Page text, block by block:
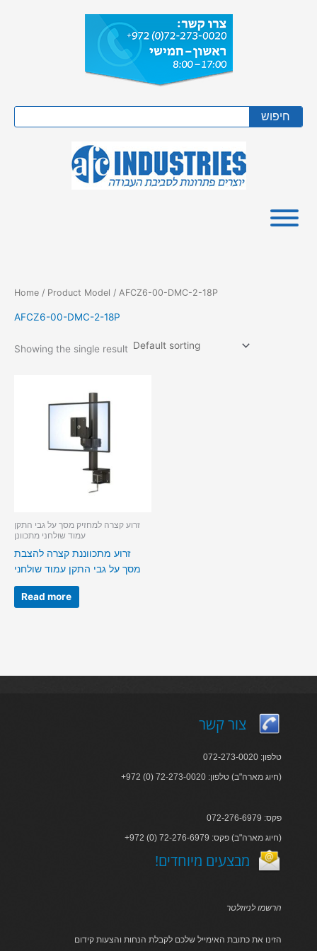
חיפוש
Home / Product Model / AFCZ6-00-DMC-2-18P
AFCZ6-00-DMC-2-18P
Showing the single result
זרוע קצרה למחזיק מסך על גבי התקן
עמוד שולחני מתכוונן
זרוע מתכווננת קצרה להצבת
מסך על גבי התקן עמוד שולחני
Read more
צור קשר
טלפון: 072-273-0020
+972 (0) 72-273-0020 :חיוג מארה"ב) טלפון)
פקס: 072-276-6979
+972 (0) 72-276-6979 :חיוג מארה"ב) פקס)
!מבצעים מיוחדים
הרשמו לניוזלטר
הזינו את כתובת האימייל שלכם לקבלת הנחות והצעות קידום